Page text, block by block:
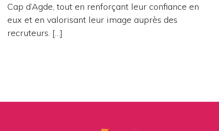
Cap d’Agde, tout en renforçant leur confiance en
eux et en valorisant leur image auprès des
recruteurs. […]